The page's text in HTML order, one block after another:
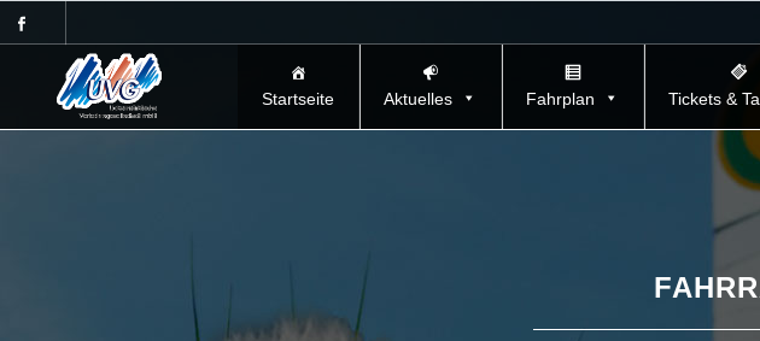
Startseite Aktuelles Fahrplan Tickets &